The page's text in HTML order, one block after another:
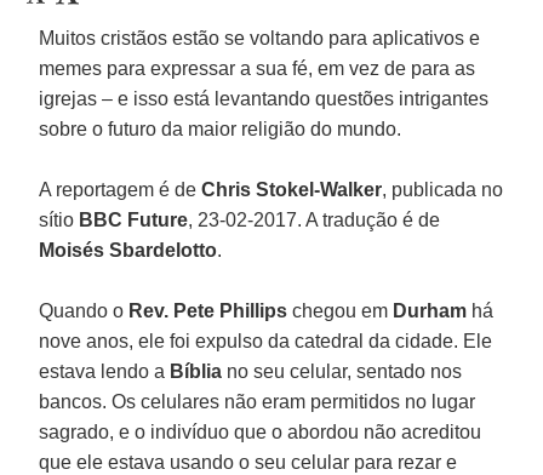
Muitos cristãos estão se voltando para aplicativos e
memes para expressar a sua fé, em vez de para as
igrejas – e isso está levantando questões intrigantes
sobre o futuro da maior religião do mundo.
A reportagem é deChris Stokel-Walker, publicada no
sítio BBC Future, 23-02-2017. A tradução é de
Moisés Sbardelotto.
Quando o Rev. Pete Phillips chegou em Durham há
nove anos, ele foi expulso da catedral da cidade. Ele
estava lendo a Bíblia no seu celular, sentado nos
bancos. Os celulares não eram permitidos no lugar
sagrado, e o indivíduo que o abordou não acreditou
que ele estava usando o seu celular para rezar e